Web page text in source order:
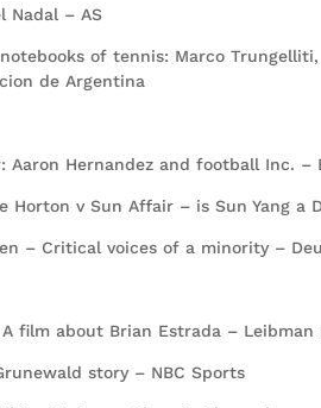
Nadal – AS
of tennis: Marco
de Argentina
Aaron Hernandez and football Inc. –
Horton v Sun Affair – is Sun Yang a
– Critical voices of a minority –
film about Brian Estrada – Leibman
story – NBC Sports